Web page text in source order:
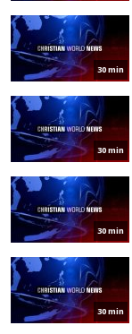
30 min
30 min
30 min
30 min